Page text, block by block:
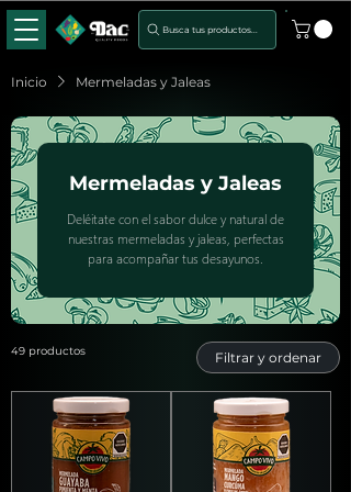
Busca tus productos...
Inicio Mermeladas y Jaleas
Mermeladas y Jaleas
Deléitate con el sabor dulce y natural de
nuestras mermeladas y jaleas, perfectas
para acompañar tus desayunos.
49 productos Filtrar y ordenar